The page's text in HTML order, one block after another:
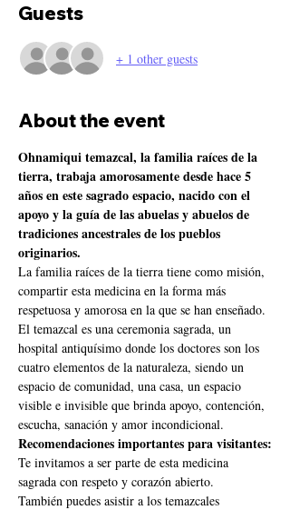
Guests
+ 1 other guests
About the event
Ohnamiqui temazcal, la familia raíces de la
tierra, trabaja amorosamente desde hace 5
años en este sagrado espacio, nacido con el
apoyo y la guía de las abuelas y abuelos de
tradiciones ancestrales de los pueblos
originarios.
La familia raíces de la tierra tiene como misión,
compartir esta medicina en la forma más
respetuosa y amorosa en la que se han enseñado.
El temazcal es una ceremonia sagrada, un
hospital antiquísimo donde los doctores son los
cuatro elementos de la naturaleza, siendo un
espacio de comunidad, una casa, un espacio
visible e invisible que brinda apoyo, contención,
escucha, sanación y amor incondicional.
Recomendaciones importantes para visitantes:
Te invitamos a ser parte de esta medicina
sagrada con respeto y corazón abierto.
También puedes asistir a los temazcales